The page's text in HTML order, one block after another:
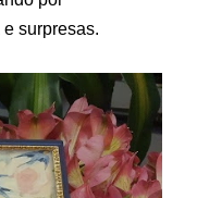
surpresas.